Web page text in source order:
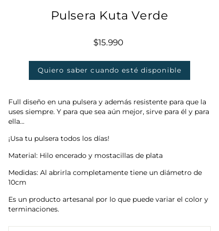
Pulsera Kuta Verde
Precio
$15.990
Quiero saber cuando esté disponible
Full diseño en una pulsera y además resistente para que la
uses siempre. Y para que sea aún mejor, sirve para él y para
ella...
¡Usa tu pulsera todos los días!
Material: Hilo encerado y mostacillas de plata
Medidas: Al abrirla completamente tiene un diámetro de
10cm
Es un producto artesanal por lo que puede variar el color y
terminaciones.